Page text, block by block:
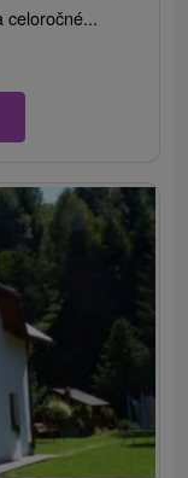
celoročné...